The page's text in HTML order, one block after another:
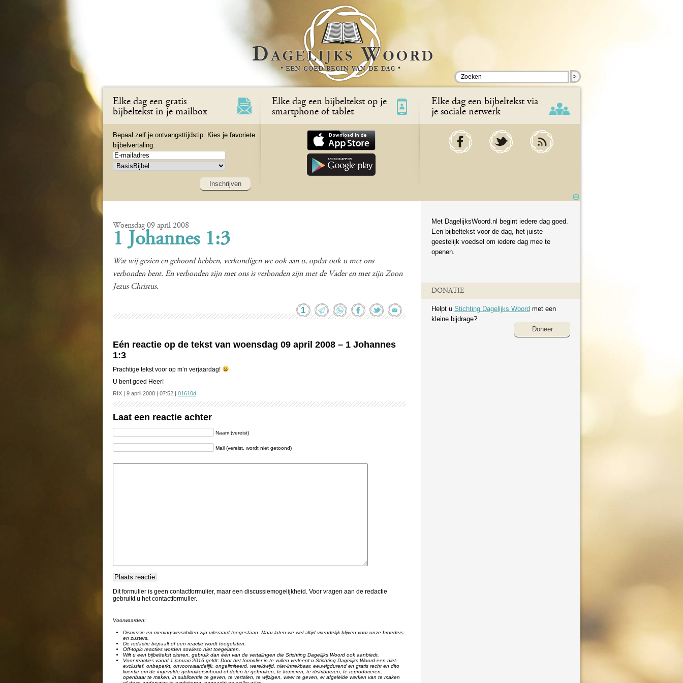
>
Elke dag een gratis
bijbeltekst in je mailbox
Bepaal zelf je ontvangsttijdstip. Kies je favoriete
bijbelvertaling.
Inschrijven
Elke dag een bijbeltekst op je
smartphone of tablet
Elke dag een bijbeltekst via
je sociale netwerk
Woensdag 09 april 2008
1 Johannes 1:3
Wat wij gezien en gehoord hebben, verkondigen we ook aan u, opdat ook u met ons
verbonden bent. En verbonden zijn met ons is verbonden zijn met de Vader en met zijn Zoon
Jezus Christus.
1
Eén reactie op de tekst van woensdag 09 april 2008 – 1 Johannes
1:3
Prachtige tekst voor op m’n verjaardag!
U bent goed Heer!
RIX | 9 april 2008 | 07:52 | 01610d
Laat een reactie achter
Naam (vereist)
Mail (vereist, wordt niet getoond)
Dit formulier is geen contactformulier, maar een discussiemogelijkheid. Voor vragen aan de redactie
gebruikt u het contactformulier.
Voorwaarden:
Discussie en meningsverschillen zijn uiteraard toegestaan. Maar laten we wel altijd vriendelijk blijven voor onze broeders
en zusters.
De redactie bepaalt of een reactie wordt toegelaten.
Off-topic reacties worden sowieso niet toegelaten.
Wilt u een bijbeltekst citeren, gebruik dan één van de vertalingen die Stichting Dagelijks Woord ook aanbiedt.
Voor reacties vanaf 1 januari 2016 geldt: Door het formulier in te vullen verleent u Stichting Dagelijks Woord een niet-
exclusief, onbeperkt, onvoorwaardelijk, ongelimiteerd, wereldwijd, niet-intrekbaar, eeuwigdurend en gratis recht en dito
licentie om de ingevulde gebruikersinhoud of delen te gebruiken, te kopiëren, te distribueren, te reproduceren,
openbaar te maken, in sublicentie te geven, te vertalen, te wijzigen, weer te geven, er afgeleide werken van te maken
Met DagelijksWoord.nl begint iedere dag goed.
Een bijbeltekst voor de dag, het juiste
geestelijk voedsel om iedere dag mee te
openen.
DONATIE
Helpt u Stichting Dagelijks Woord met een
kleine bijdrage?
Doneer